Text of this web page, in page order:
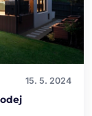
15. 5. 2024